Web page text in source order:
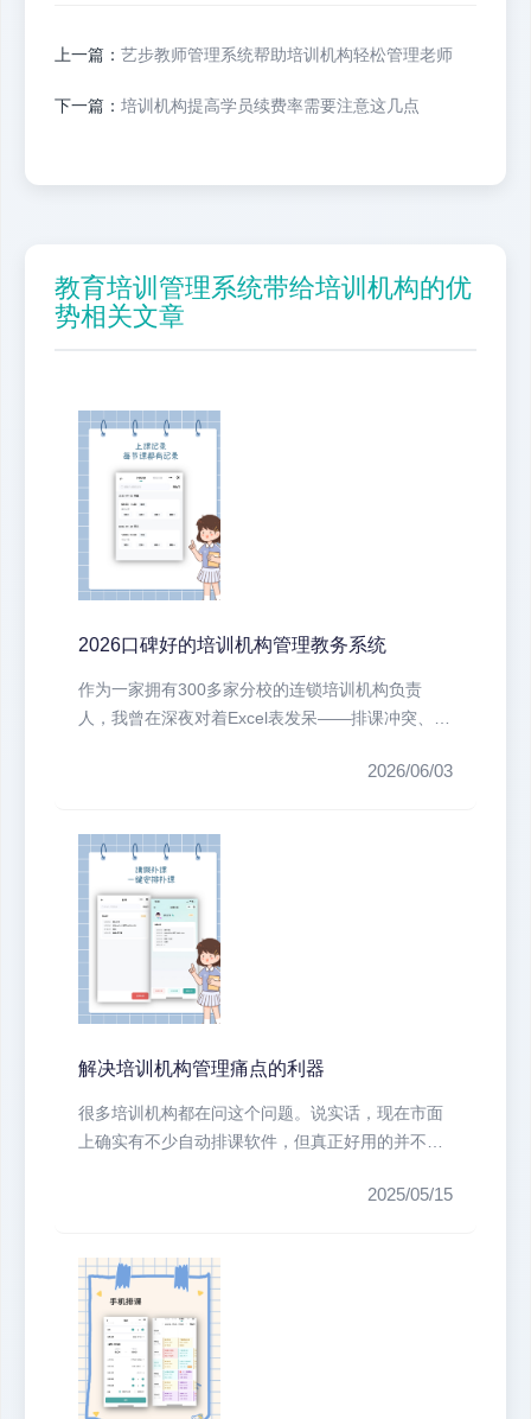
上一篇： 艺步教师管理系统帮助培训机构轻松管理老师
下一篇： 培训机构提高学员续费率需要注意这几点
教育培训管理系统带给培训机构的优
势相关文章
2026口碑好的培训机构管理教务系统
作为一家拥有300多家分校的连锁培训机构负责
人，我曾在深夜对着Excel表发呆——排课冲突、课
2026/06/03
解决培训机构管理痛点的利器
很多培训机构都在问这个问题。说实话，现在市面
上确实有不少自动排课软件，但真正好用的并不
2025/05/15